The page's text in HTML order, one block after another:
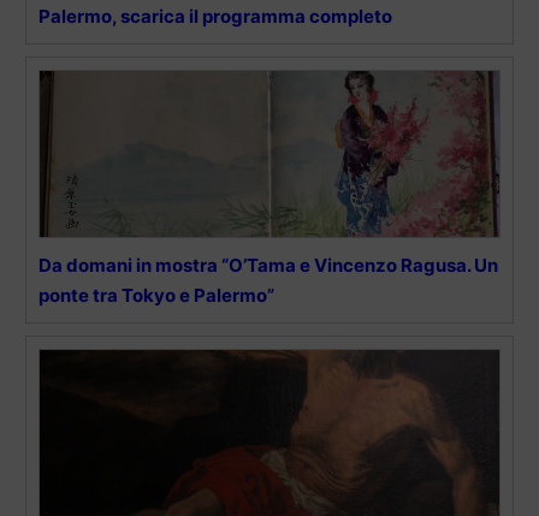
Palermo, scarica il programma completo
Da domani in mostra “O’Tama e Vincenzo Ragusa. Un
ponte tra Tokyo e Palermo”